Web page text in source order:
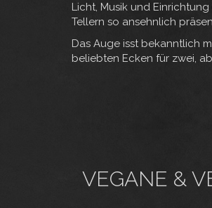
Licht, Musik und
Tellern so ansehnlich
Das Auge isst bekanntlich
beliebten Ecken für zwei,
VEGANE &